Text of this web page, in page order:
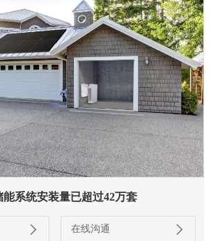
能系统安装量已超过42万套
在线沟通